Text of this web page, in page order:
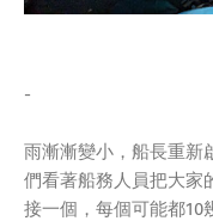
-
雨漸漸變小，船長重新
們看著船務人員把大家
接一個，每個可能都10